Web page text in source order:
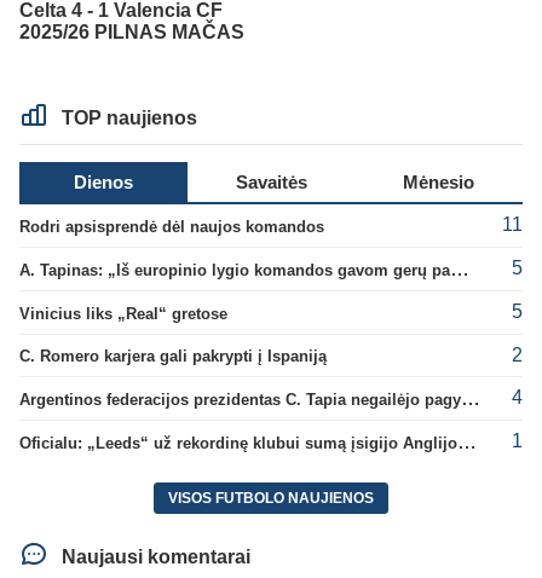
Celta 4 - 1 Valencia CF
2025/26 PILNAS MAČAS
TOP naujienos
Dienos Savaitės Mėnesio
Rodri apsisprendė dėl naujos komandos 11
A. Tapinas: „Iš europinio lygio komandos gavom gerų pamokų“ 5
Vinicius liks „Real“ gretose 5
C. Romero karjera gali pakrypti į Ispaniją 2
Argentinos federacijos prezidentas C. Tapia negailėjo pagyrų G. Infantino 4
Oficialu: „Leeds“ už rekordinę klubui sumą įsigijo Anglijos rinktinės vartininką 1
VISOS FUTBOLO NAUJIENOS
Naujausi komentarai